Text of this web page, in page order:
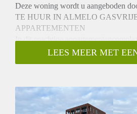
Deze woning wordt u aangeboden
TE HUUR IN ALMELO
APPARTEMENTEN
In dit prachtige
gewilde wijk "Het Indië", verhuren
januari 2023 dit SCHITTERENDE
duurzaam gebouwd. De woning
opgeleverd inclusief gesauste
LEES MEER MET